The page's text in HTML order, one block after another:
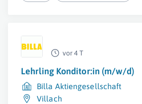
vor 4 T
Lehrling Konditor:in (m/w/d)
Billa Aktiengesellschaft
Villach